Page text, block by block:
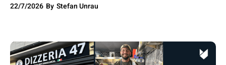
22/7/2026 By Stefan Unrau